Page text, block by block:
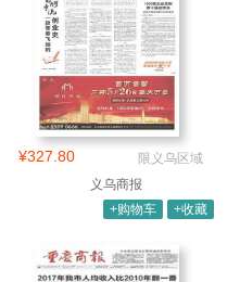
¥327.80
限义乌区域
义乌商报
+购物车
+收藏